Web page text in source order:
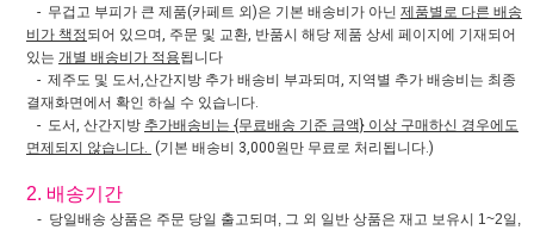
- 무겁고 부피가 큰 제품(카페트 외)은 기본 배송비가 아닌 제품별로 다른 배송
비가 책정되어 있으며, 주문 및 교환, 반품시 해당 제품 상세 페이지에 기재되어
있는 개별 배송비가 적용됩니다
- 제주도 및 도서,산간지방 추가 배송비 부과되며, 지역별 추가 배송비는 최종
결재화면에서 확인 하실 수 있습니다.
- 도서, 산간지방 추가배송비는 {무료배송 기준 금액} 이상 구매하신 경우에도
면제되지 않습니다. (기본 배송비 3,000원만 무료로 처리됩니다.)
2. 배송기간
- 당일배송 상품은 주문 당일 출고되며, 그 외 일반 상품은 재고 보유시 1~2일,